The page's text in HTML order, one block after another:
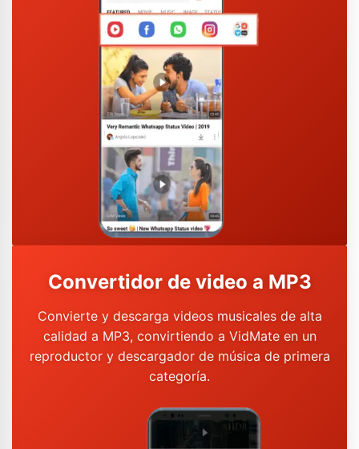
Convertidor de video a MP3
Convierte y descarga videos musicales de alta
calidad a MP3, convirtiendo a VidMate en un
reproductor y descargador de música de primera
categoría.